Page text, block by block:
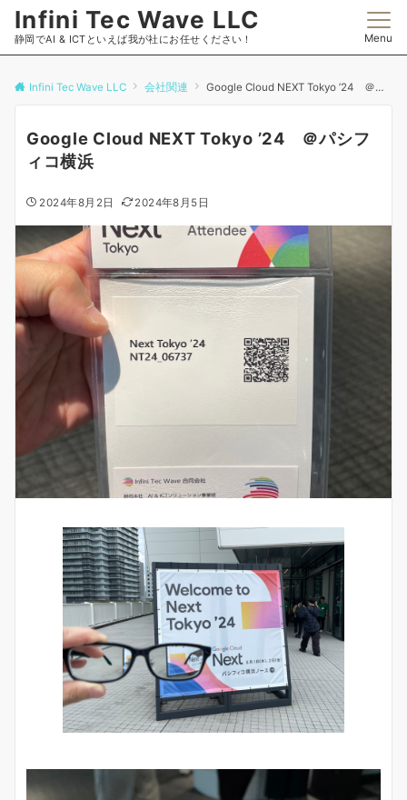
Infini Tec Wave LLC
静岡でAI & ICTといえば我が社にお任せください！ Menu
Infini Tec Wave LLC 会社関連 Google Cloud NEXT Tokyo ’24 ＠パシフィコ横浜
Google Cloud NEXT Tokyo ’24 ＠パシフ
ィコ横浜
2024年8月2日 2024年8月5日